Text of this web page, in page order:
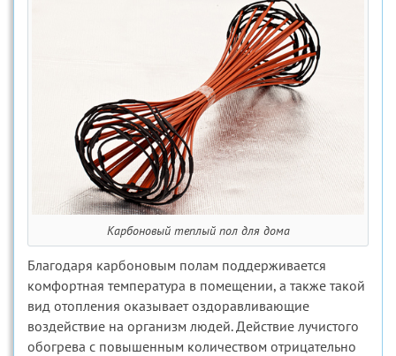
Карбоновый теплый пол для дома
Благодаря карбоновым полам поддерживается
комфортная температура в помещении, а также такой
вид отопления оказывает оздоравливающие
воздействие на организм людей. Действие лучистого
обогрева с повышенным количеством отрицательно